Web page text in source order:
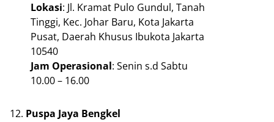
Lokasi: Jl. Kramat Pulo Gundul, Tanah
Tinggi, Kec. Johar Baru, Kota Jakarta
Pusat, Daerah Khusus Ibukota Jakarta
10540
Jam Operasional: Senin s.d Sabtu
10.00 – 16.00
Puspa Jaya Bengkel